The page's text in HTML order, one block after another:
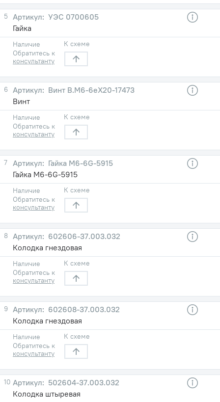
5
УЭС 0700605
Гайка
Наличие
Обратитесь к
консультанту
К схеме
6
Винт В.М6-6еХ20-17473
Винт
Наличие
Обратитесь к
консультанту
К схеме
7
Гайка М6-6G-5915
Гайка М6-6G-5915
Наличие
Обратитесь к
консультанту
К схеме
8
602606-37.003.032
Колодка гнездовая
Наличие
Обратитесь к
консультанту
К схеме
9
602608-37.003.032
Колодка гнездовая
Наличие
Обратитесь к
консультанту
К схеме
10
502604-37.003.032
Колодка штыревая